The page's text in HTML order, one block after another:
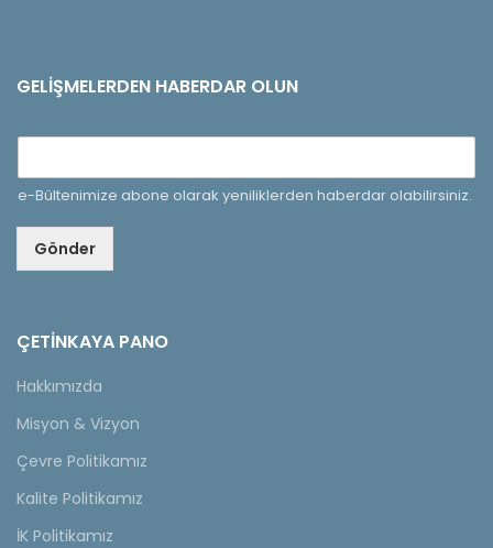
GELIŞMELERDEN HABERDAR OLUN
e-Bültenimize abone olarak yeniliklerden haberdar olabilirsiniz.
Gönder
ÇETINKAYA PANO
Hakkımızda
Misyon & Vizyon
Çevre Politikamız
Kalite Politikamız
İK Politikamız